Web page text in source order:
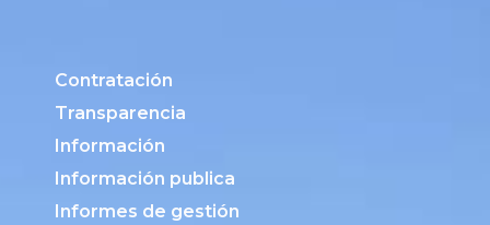
Contratación
Transparencia
Información
Información publica
Informes de gestión